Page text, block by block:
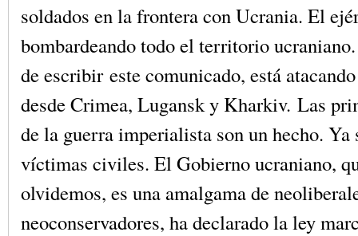
soldados en la frontera con Ucrania. El
bombardeando todo el territorio
de escribir este comunicado, está
desde Crimea, Lugansk y Kharkiv. Las
de la guerra imperialista son un hecho. Ya
víctimas civiles. El Gobierno ucraniano,
olvidemos, es una amalgama de
neoconservadores, ha declarado la ley